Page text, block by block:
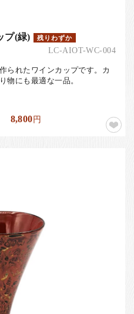
プ(緑) 残りわずか
LC-AIOT-WC-004
られたワインカップです。カ
物にも最適な一品。
8,800円